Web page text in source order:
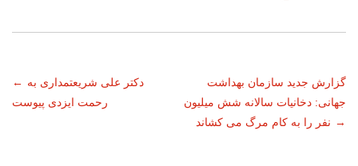
ناوبری
نوشته
← دکتر علی شریعتمداری به
رحمت ایزدی پیوست
گزارش جدید سازمان بهداشت
جهانی: دخانیات سالانه شش میلیون
نفر را به کام مرگ می کشاند →